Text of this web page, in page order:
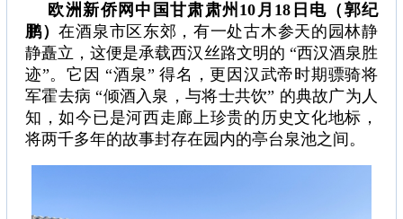
欧洲新侨网中国甘肃肃州10月18日电（郭纪
鹏）在酒泉市区东郊，有一处古木参天的园林静
静矗立，这便是承载西汉丝路文明的 “西汉酒泉胜
迹”。它因 “酒泉” 得名，更因汉武帝时期骠骑将
军霍去病 “倾酒入泉，与将士共饮” 的典故广为人
知，如今已是河西走廊上珍贵的历史文化地标，
将两千多年的故事封存在园内的亭台泉池之间。